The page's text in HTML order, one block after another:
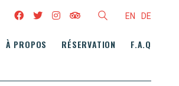
EN DE
À PROPOS RÉSERVATION F.A.Q